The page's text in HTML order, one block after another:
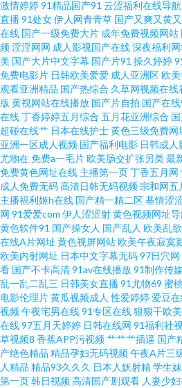
在线免费 三级黄色片子 91桃色国产探花 欧
69福利视频导航 大香蕉伊人情色 伊人精品
人天蚕 海外精品1区 色五月精品在线导航 操
少妇Av导航在线 丰满少妇一区二区 午夜剧
新五月天情色 www五月婷婷 日本高清无码
页 91网站在线免费观看下载 欧美亚洲天堂
花堂 欧美亚洲麻豆成人 91视频论坛 人妻精
产精品无毒久久 亚洲aa 福利社伊人 伊人伊
美AⅤ视频 91啪啪啪福利 男人色网天堂 九九
草社区 91福利导航青青草 久久a久久 91传媒
美女 97资源国产共享 色情仓库 www大香蕉
激情婷婷91精品国产91 云涩福利在线导航
直播91处女伊人网青青草 国产又爽又黄
在线 国产一级免费大片 成年免费视频网站
频淫淫网网 成人影视国产在线深夜福利网
美 国产大片中文字幕 国产片91 操久婷婷
免费电影片 日韩欧美爱爱 成人亚洲区欧
观看亚洲精品 国产热综合 久草网视频在线
版 黄视网站在线播放 国产片自拍 国产在线
在线丁香婷婷五月综合 五月花亚洲综合
超碰在线艹 日本在线护士黄色三级免费网
亚洲一区成人视频 国产福利电影 日韩成人
尤物在免费a一毛片欧美肠交扩张另类最
免费黄色网址在线 主播第一页丁香五月网
成人免费无码高清日韩无码视频 宗和网五
主播福利姬h在线 国产精一精二区基情涩
网 91爱爱com 伊人涩涩射黄色视频网址导
黄色软件91 国产操女人 国产乱人 欧美乱
在线A片网址 黄色视屏网站欧美午夜寂寞
欧美内射网址 日本中文字幕无码97日穴网
看 国产不卡高清91av在线播放91制作传
乱一乱二乱三 日韩美女直播91尤物69 蜜
电影伦理片黄瓜视频成人 性爱婷婷爱豆
视频午夜宅男在线91专区在线狠狠干欧美
在线97五月天婷婷 日韩在线网 91福利社
草视频8 香蕉APP污视频艹艹艹插逼 国产
产绝色精品 精品孕妇无码视频午夜A片三
人精品 精品93久久久 日本人妖射精学生
第一页韩日视频高清国产剧观看 人妻少